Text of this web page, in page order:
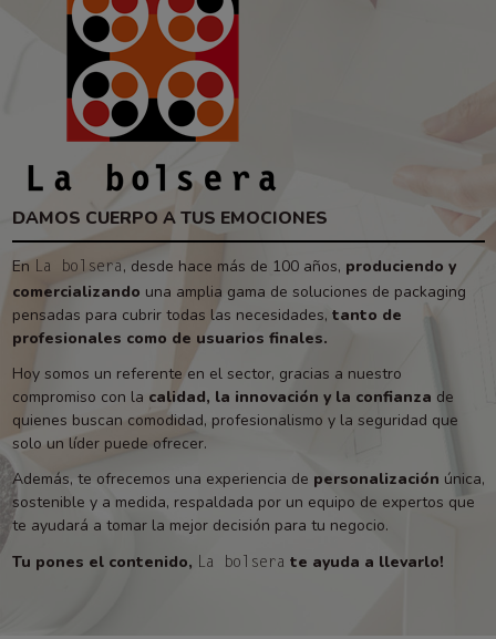
DAMOS CUERPO A TUS EMOCIONES
En La bolsera, desde hace más de 100 años, produciendo y
comercializando una amplia gama de soluciones de packaging
pensadas para cubrir todas las necesidades, tanto de
profesionales como de usuarios finales.
Hoy somos un referente en el sector, gracias a nuestro
compromiso con la calidad, la innovación y la confianza de
quienes buscan comodidad, profesionalismo y la seguridad que
solo un líder puede ofrecer.
Además, te ofrecemos una experiencia de personalización única,
sostenible y a medida, respaldada por un equipo de expertos que
te ayudará a tomar la mejor decisión para tu negocio.
Tu pones el contenido, La bolsera te ayuda a llevarlo!